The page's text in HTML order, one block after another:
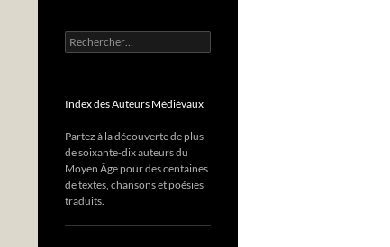
Rechercher :
Index des Auteurs Médiévaux
Partez à la découverte de plus
de soixante-dix auteurs du
Moyen Âge pour des centaines
de textes, chansons et poésies
traduits.